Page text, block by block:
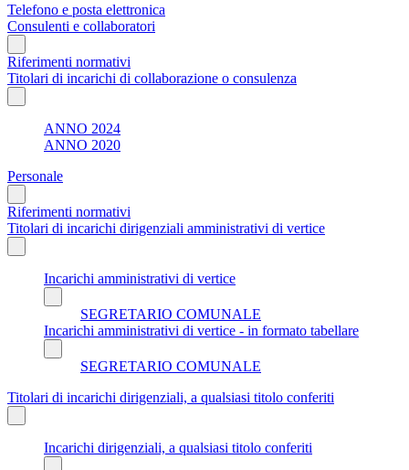
Telefono e posta elettronica
Consulenti e collaboratori
Riferimenti normativi
Titolari di incarichi di collaborazione o consulenza
ANNO 2024
ANNO 2020
Personale
Riferimenti normativi
Titolari di incarichi dirigenziali amministrativi di vertice
Incarichi amministrativi di vertice
SEGRETARIO COMUNALE
Incarichi amministrativi di vertice - in formato tabellare
SEGRETARIO COMUNALE
Titolari di incarichi dirigenziali, a qualsiasi titolo conferiti
Incarichi dirigenziali, a qualsiasi titolo conferiti